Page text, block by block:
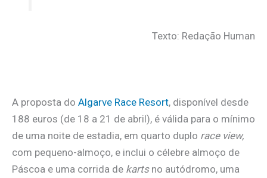
Texto: Redação Human
A proposta do Algarve Race Resort, disponível desde
188 euros (de 18 a 21 de abril), é válida para o mínimo
de uma noite de estadia, em quarto duplo race view,
com pequeno-almoço, e inclui o célebre almoço de
Páscoa e uma corrida de kartsno autódromo, uma